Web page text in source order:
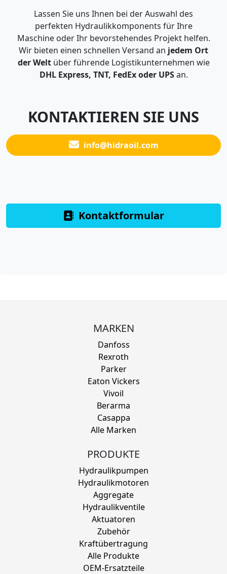
Lassen Sie uns Ihnen bei der Auswahl des
perfekten Hydraulikkomponents für Ihre
Maschine oder Ihr bevorstehendes Projekt helfen.
Wir bieten einen schnellen Versand an jedem Ort
der Weltüber führende Logistikunternehmen wie
DHL Express, TNT, FedEx oder UPSan.
KONTAKTIEREN SIE UNS
info@hidraoil.com
Kontaktformular
MARKEN
Danfoss
Rexroth
Parker
Eaton Vickers
Vivoil
Berarma
Casappa
Alle Marken
PRODUKTE
Hydraulikpumpen
Hydraulikmotoren
Aggregate
Hydraulikventile
Aktuatoren
Zubehör
Kraftübertragung
Alle Produkte
OEM-Ersatzteile